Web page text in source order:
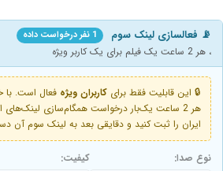
📡 فعالسازی لینک سوم 1 نفر درخواست داده
، هر 2 ساعت یک فیلم برای یک کاربر ویژه
🔒 این قابلیت فقط برای کاربران ویژه فعال است. با
ایران را ثبت کنید و دقایقی بعد به لینک سوم آن
نوع صدا: کیفیت: